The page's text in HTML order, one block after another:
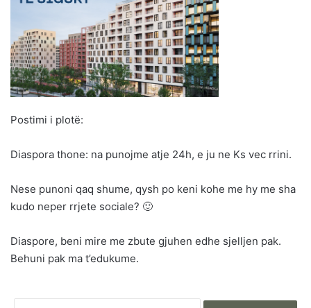
Postimi i plotë:
Diaspora thone: na punojme atje 24h, e ju ne Ks vec rrini.
Nese punoni qaq shume, qysh po keni kohe me hy me sha
kudo neper rrjete sociale? 🙂
Diaspore, beni mire me zbute gjuhen edhe sjelljen pak.
Behuni pak ma t’edukume.